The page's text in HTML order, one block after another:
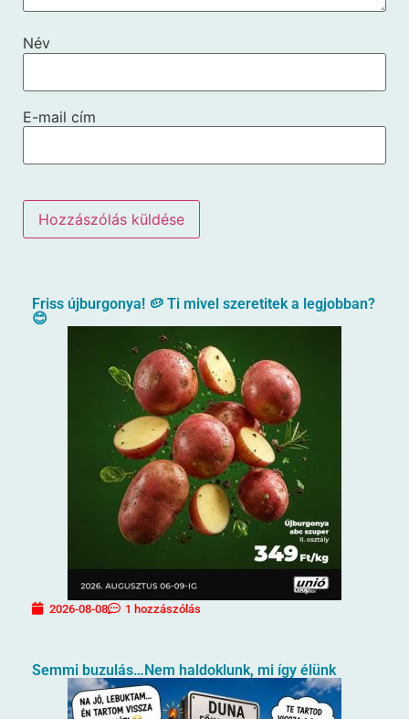
Név
E-mail cím
Friss újburgonya! 🥔 Ti mivel szeretitek a legjobban?
😊
2026-08-08 1 hozzászólás
Semmi buzulás…Nem haldoklunk, mi így élünk